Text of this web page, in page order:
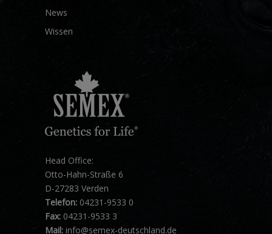
News
Wissen
Head Office:
Otto-Hahn-Straße 6
D-27283 Verden
Telefon: 04231-9533 0
Fax: 04231-9533 3
Mail: info@semex-deutschland.de